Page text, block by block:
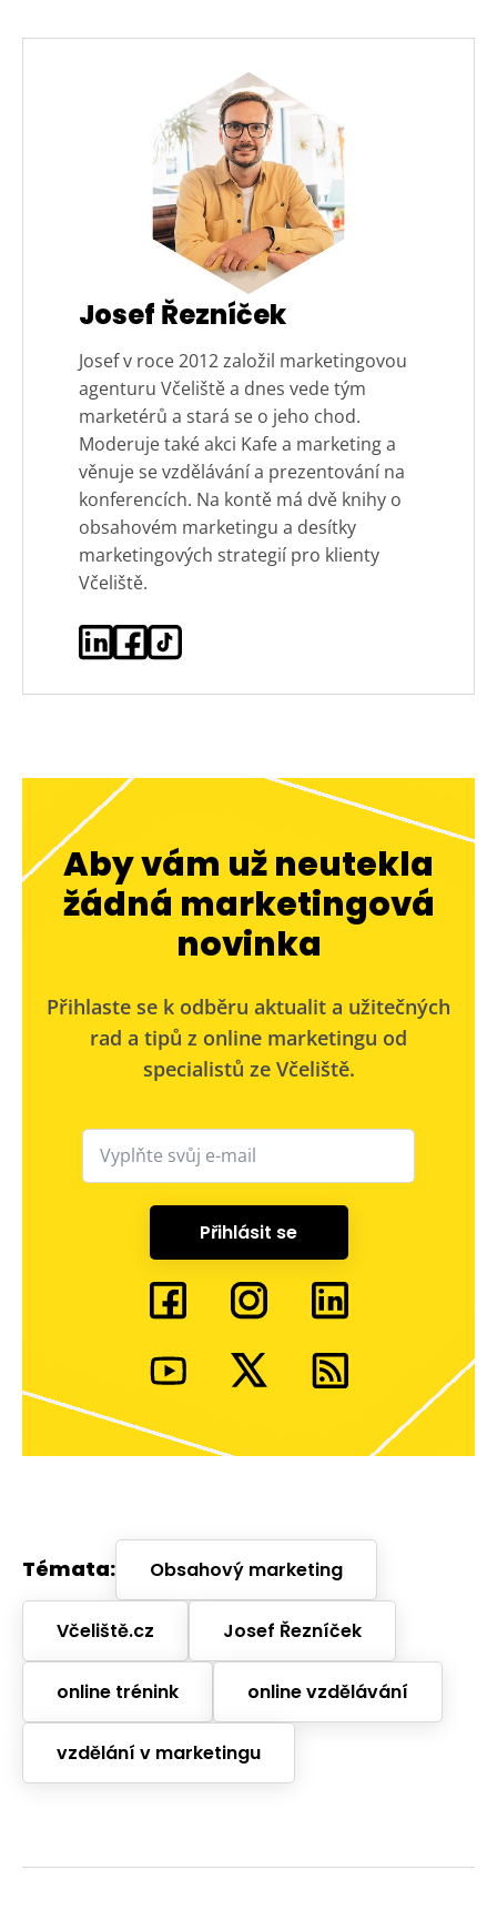
Josef Řezníček
Josef v roce 2012 založil marketingovou
agenturu Včeliště a dnes vede tým
marketérů a stará se o jeho chod.
Moderuje také akci Kafe a marketing a
věnuje se vzdělávání a prezentování na
konferencích. Na kontě má dvě knihy o
obsahovém marketingu a desítky
marketingových strategií pro klienty
Včeliště.
Aby vám už neutekla
žádná marketingová
novinka
Přihlaste se k odběru aktualit a užitečných
rad a tipů z online marketingu od
specialistů ze Včeliště.
Přihlásit se
Témata: Obsahový marketing
Včeliště.cz Josef Řezníček
online trénink online vzdělávání
vzdělání v marketingu